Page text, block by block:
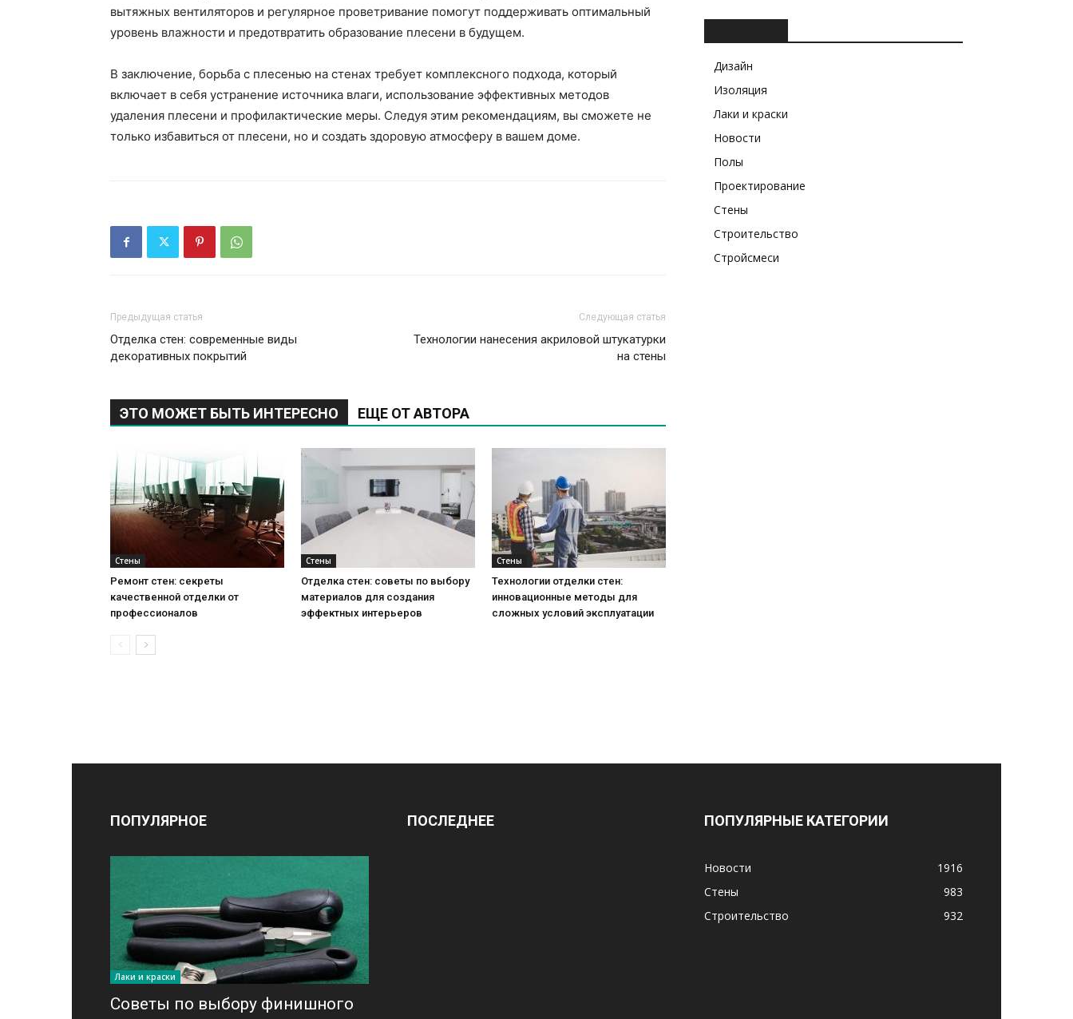
вытяжных вентиляторов и регулярное проветривание помогут поддерживать оптимальный
уровень влажности и предотвратить образование плесени в будущем.
В заключение, борьба с плесенью на стенах требует комплексного подхода, который
включает в себя устранение источника влаги, использование эффективных методов
удаления плесени и профилактические меры. Следуя этим рекомендациям, вы сможете не
только избавиться от плесени, но и создать здоровую атмосферу в вашем доме.
Предыдущая статья
Отделка стен: современные виды
декоративных покрытий
Следующая статья
Технологии нанесения акриловой штукатурки
на стены
ЭТО МОЖЕТ БЫТЬ ИНТЕРЕСНО ЕЩЕ ОТ АВТОРА
Стены
Ремонт стен: секреты
качественной отделки от
профессионалов
Стены
Отделка стен: советы по выбору
материалов для создания
эффектных интерьеров
Стены
Технологии отделки стен:
инновационные методы для
сложных условий эксплуатации
Дизайн
Изоляция
Лаки и краски
Новости
Полы
Проектирование
Стены
Строительство
Стройсмеси
ПОПУЛЯРНОЕ
Лаки и краски
Советы по выбору финишного
ПОСЛЕДНЕЕ ПОПУЛЯРНЫЕ КАТЕГОРИИ
Новости
1916
Стены
983
Строительство
932